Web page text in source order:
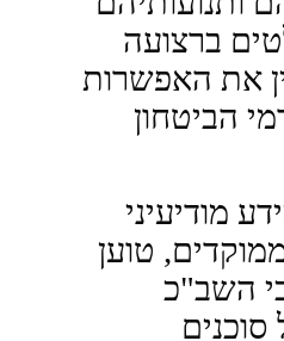
ברצועה
את האפשרות
הביטחון
מודיעיני
טוען
השב"כ